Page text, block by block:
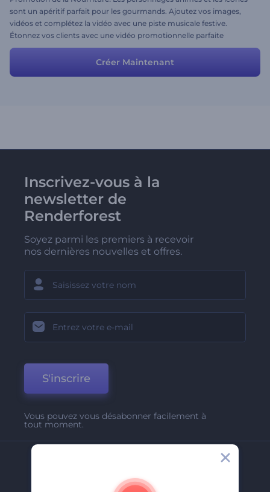
sont un apéritif parfait pour les gourmands. Ajoutez vos images,
vidéos et complétez la vidéo avec une piste musicale festive.
Étonnez vos clients avec une vidéo promotionnelle parfaite
maintenant!
Créer Maintenant
Inscrivez-vous à la
newsletter de
Renderforest
Soyez parmi les premiers à recevoir
nos dernières nouvelles et offres.
S'inscrire
Vous pouvez vous désabonner facilement à
tout moment.
A Propos De Nous